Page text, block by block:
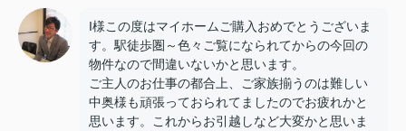
I様この度はマイホームご購入おめでとうございま
す。駅徒歩圏～色々ご覧になられてからの今回の
物件なので間違いないかと思います。
ご主人のお仕事の都合上、ご家族揃うのは難しい
中奥様も頑張っておられてましたのでお疲れかと
思います。これからお引越しなど大変かと思いま